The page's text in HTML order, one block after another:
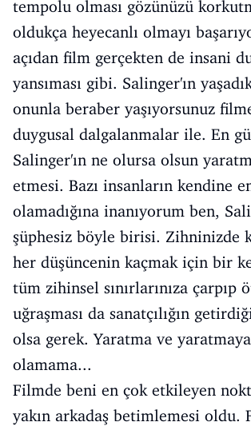
tempolu olması gözünüzü
oldukça heyecanlı olmayı
açıdan film gerçekten de insani
yansıması gibi. Salinger'ın
onunla beraber yaşıyorsunuz
duygusal dalgalanmalar ile. En
Salinger'ın ne olursa olsun
etmesi. Bazı insanların kendine
olamadığına inanıyorum ben,
şüphesiz böyle birisi. Zihninizde
her düşüncenin kaçmak için bir
tüm zihinsel sınırlarınıza çarpıp
uğraşması da sanatçılığın
olsa gerek. Yaratma ve
olamama...
Filmde beni en çok etkileyen
yakın arkadaş betimlemesi oldu.